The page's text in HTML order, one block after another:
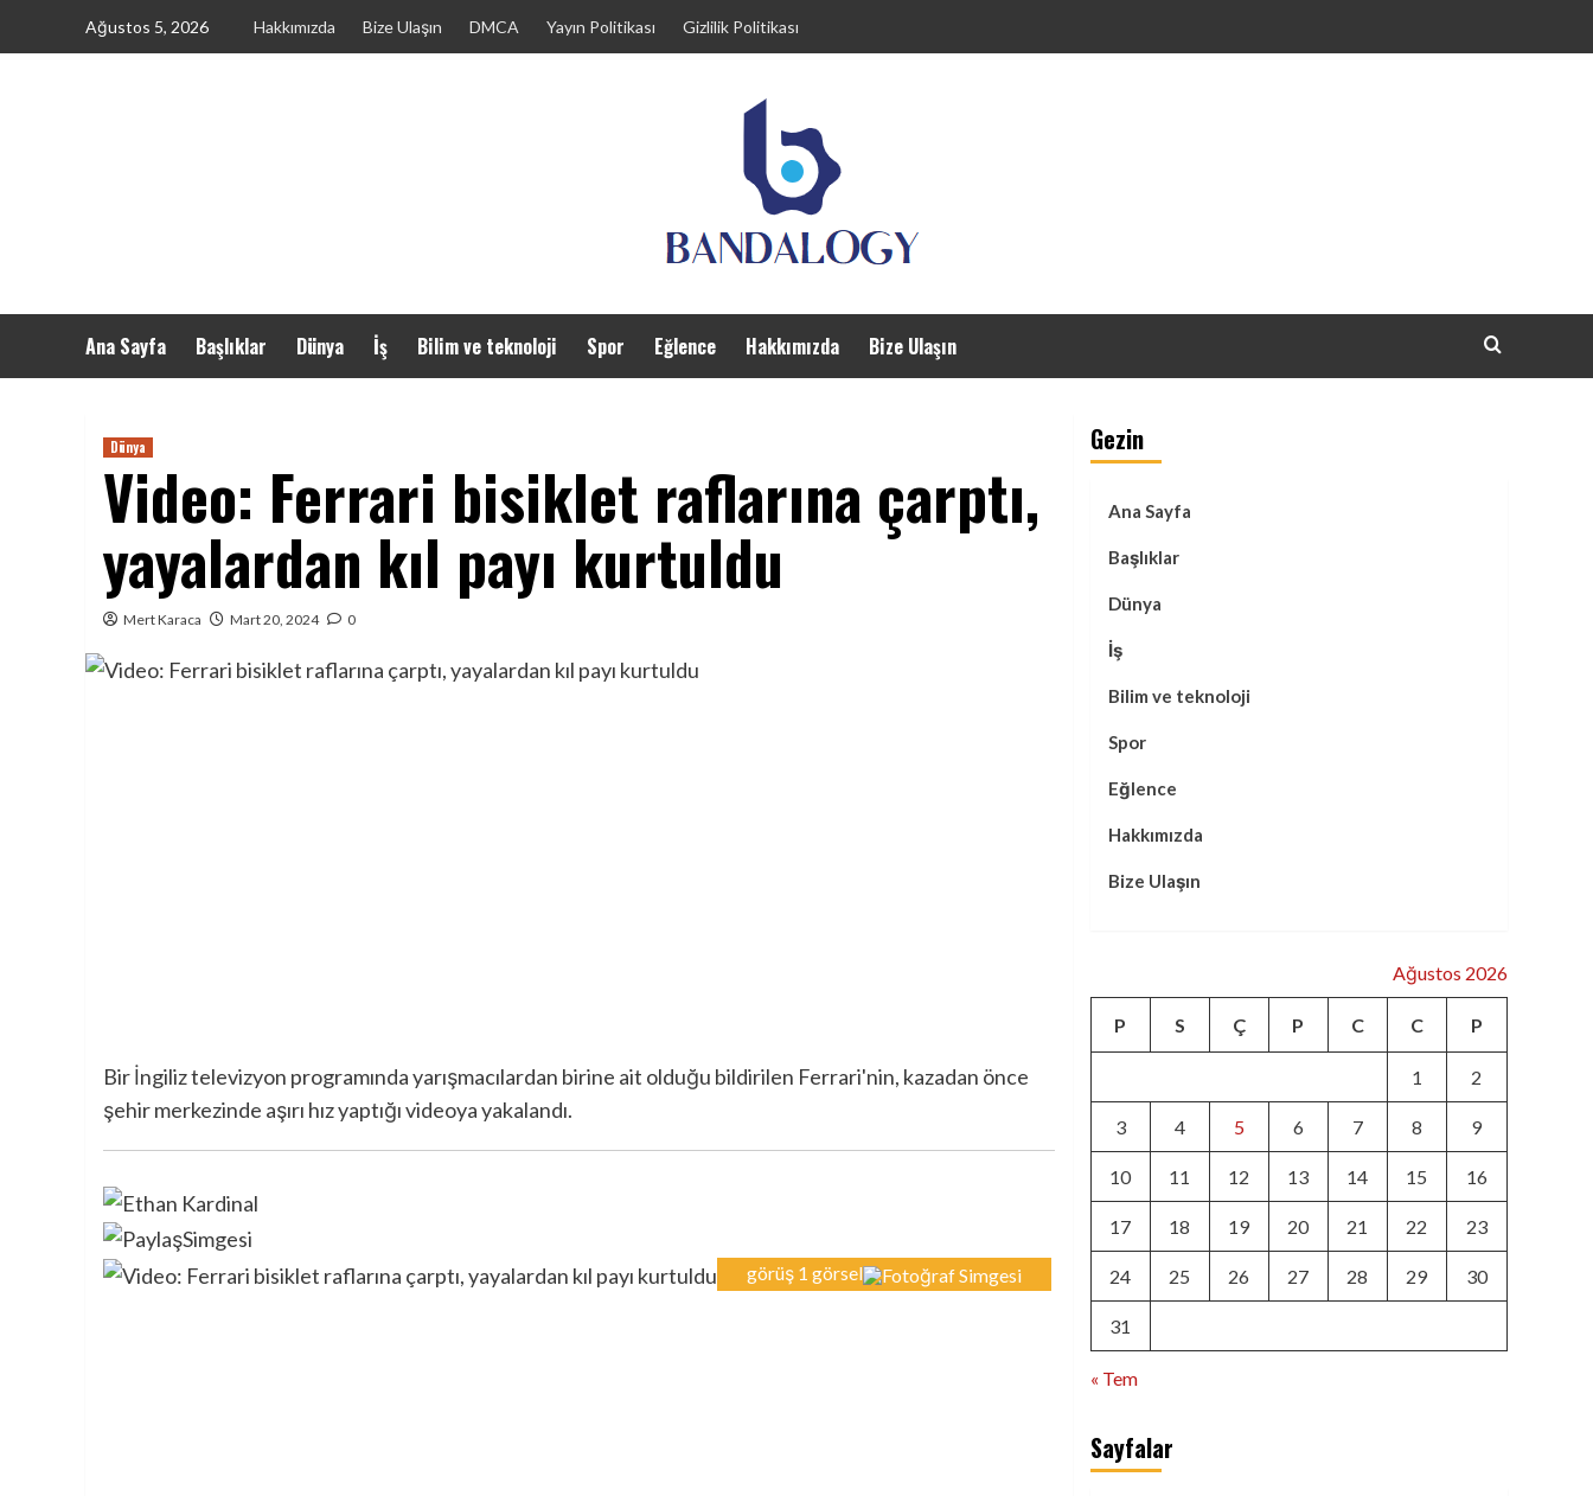
Ağustos 5, 2026 Hakkımızda Bize Ulaşın DMCA Yayın Politikası Gizlilik Politikası
Ana Sayfa Başlıklar Dünya İş Bilim ve teknoloji Spor Eğlence Hakkımızda Bize Ulaşın
Dünya
Video: Ferrari bisiklet raflarına çarptı,
yayalardan kıl payı kurtuldu
Mert Karaca Mart 20, 2024 0
Bir İngiliz televizyon programında yarışmacılardan birine ait olduğu bildirilen Ferrari'nin, kazadan önce
şehir merkezinde aşırı hız yaptığı videoya yakalandı.
görüş 1 görsel
Gezin
Ana Sayfa
Başlıklar
Dünya
İş
Bilim ve teknoloji
Spor
Eğlence
Hakkımızda
Bize Ulaşın
Ağustos 2026
P S Ç P C C P
1 2
3 4 5 6 7 8 9
10 11 12 13 14 15 16
17 18 19 20 21 22 23
24 25 26 27 28 29 30
31
« Tem
Sayfalar